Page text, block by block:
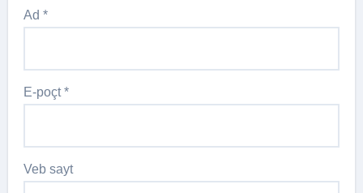
Ad*
E-poçt*
Veb sayt